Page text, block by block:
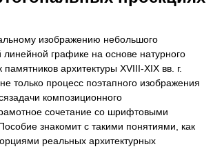
изображению небольшого
графике на основе натурного
архитектуры XVIII-XIX вв. г.
только процесс поэтапного изображения
композиционного
сочетание со шрифтовыми
знакомит с такими понятиями, как
реальных архитектурных